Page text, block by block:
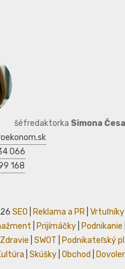
šéfredaktorka Simona
066
168
SEO Reklama a PR Vrtuľníky
Prijímáčky Podnikanie
Zdravie SWOT Podnikateľský
Skúšky Obchod